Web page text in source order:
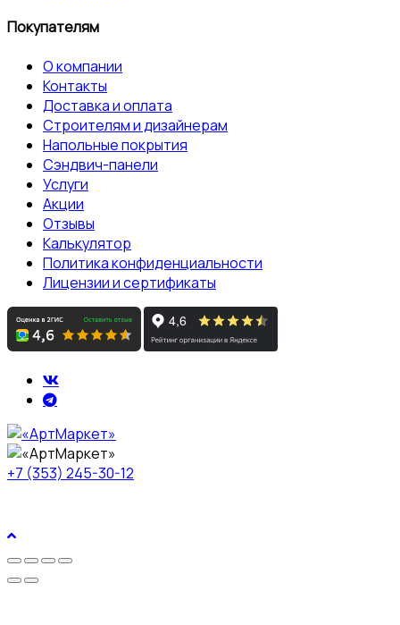
Покупателям
О компании
Контакты
Доставка и оплата
Строителям и дизайнерам
Напольные покрытия
Сэндвич-панели
Услуги
Акции
Отзывы
Калькулятор
Политика конфиденциальности
Лицензии и сертификаты
+7 (353) 245-30-12